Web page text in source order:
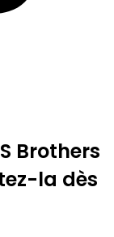
Brothers
la dès